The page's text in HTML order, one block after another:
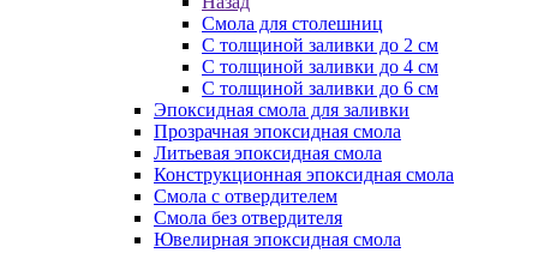
Смола для столешниц
С толщиной заливки до 2 см
С толщиной заливки до 4 см
С толщиной заливки до 6 см
Эпоксидная смола для заливки
Прозрачная эпоксидная смола
Литьевая эпоксидная смола
Конструкционная эпоксидная смола
Смола с отвердителем
Смола без отвердителя
Ювелирная эпоксидная смола